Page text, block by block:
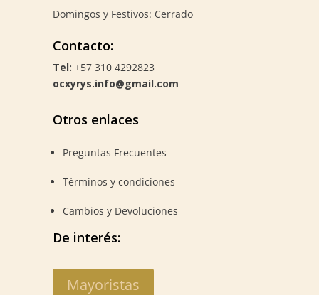
Domingos y Festivos: Cerrado
Contacto:
Tel: +57 310 4292823
ocxyrys.info@gmail.com
Otros enlaces
Preguntas Frecuentes
Términos y condiciones
Cambios y Devoluciones
De interés:
Mayoristas